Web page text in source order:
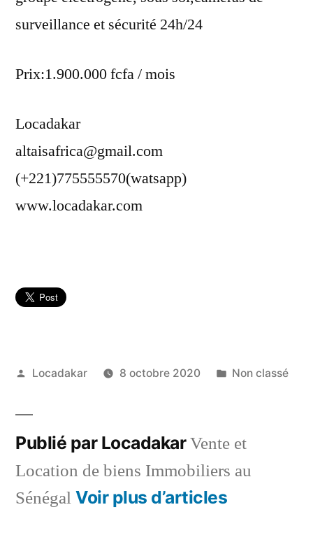
surveillance et sécurité 24h/24
Prix:1.900.000 fcfa / mois
Locadakar
altaisafrica@gmail.com
(+221)775555570(watsapp)
www.locadakar.com
Publié
Locadakar 8 octobre 2020
Publié
Non classé
Publié par LocadakarVente et
Location de biens Immobiliers au
Sénégal Voir plus d’articles